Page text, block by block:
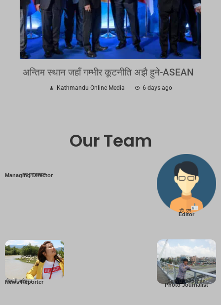
अन्तिम स्थान जहाँ गम्भीर कूटनीति अझै हुने-ASEAN
Kathmandu Online Media 6 days ago
Our Team
Managing Director
एम एम तामाङ
Editor
डी. एम .
News Reporter
बिहानी पाख्रिन
Photo Journalist
Som B. Lopchan